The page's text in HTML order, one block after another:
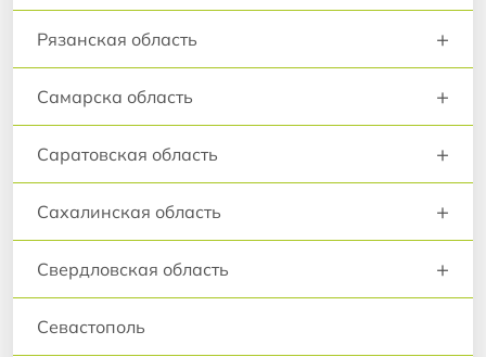
Рязанская область +
Самарска область +
Саратовская область +
Сахалинская область +
Свердловская область +
Севастополь